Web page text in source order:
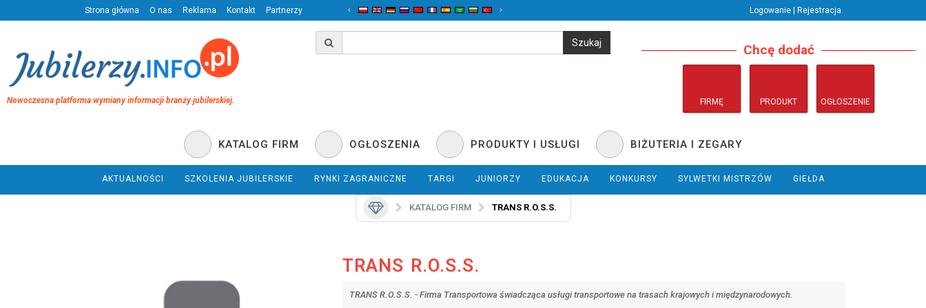
Strona główna O nas Reklama Kontakt Partnerzy ‹ › Logowanie | Rejestracja
Nowoczesna platforma wymiany informacji branży jubilerskiej.
Chcę dodać
FIRMĘ PRODUKT OGŁOSZENIE
KATALOG FIRM OGŁOSZENIA PRODUKTY I USŁUGI BIŻUTERIA I ZEGARY
AKTUALNOŚCI SZKOLENIA JUBILERSKIE RYNKI ZAGRANICZNE TARGI JUNIORZY EDUKACJA KONKURSY SYLWETKI MISTRZÓW GIEŁDA
KATALOG FIRM TRANS R.O.S.S.
TRANS R.O.S.S.
TRANS R.O.S.S. - Firma Transportowa świadcząca usługi transportowe na trasach krajowych i międzynarodowych.